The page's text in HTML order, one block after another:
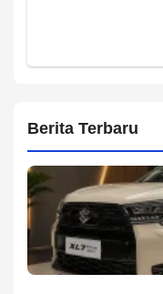
Berita Terbaru